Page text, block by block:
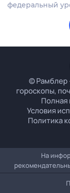
федеральный
© Рамблер
гороскопы,
Полная
Условия
Политика
На